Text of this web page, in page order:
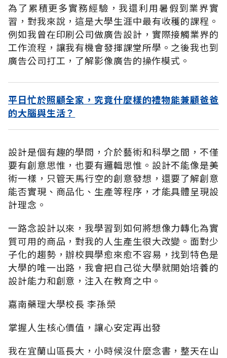
為了累積更多實務經驗，我還利用暑假到業界實
習，對我來說，這是大學生涯中最有收穫的課程。
例如我曾在印刷公司做廣告設計，實際接觸業界的
工作流程，讓我有機會發揮課堂所學。之後我也到
廣告公司打工，了解影像廣告的操作模式。
平日忙於照顧全家，究竟什麼樣的禮物能兼顧爸爸
的大腦與生活？
設計是個有趣的學問，介於藝術和科學之間，不僅
要有創意思惟，也要有邏輯思惟。設計不能像是美
術一樣，只管天馬行空的創意發想，還要了解創意
能否實現、商品化、生產等程序，才能具體呈現設
計理念。
一路念設計以來，我學習到如何將想像力轉化為實
質可用的商品，對我的人生產生很大改變。面對少
子化的趨勢，辦校興學愈來愈不容易，找到特色是
大學的唯一出路，我會把自己從大學就開始培養的
設計能力和創意，注入在教育之中。
嘉南藥理大學校長 李孫榮
掌握人生核心價值，讓心安定再出發
我在宜蘭山區長大，小時候沒什麼念書，整天在山